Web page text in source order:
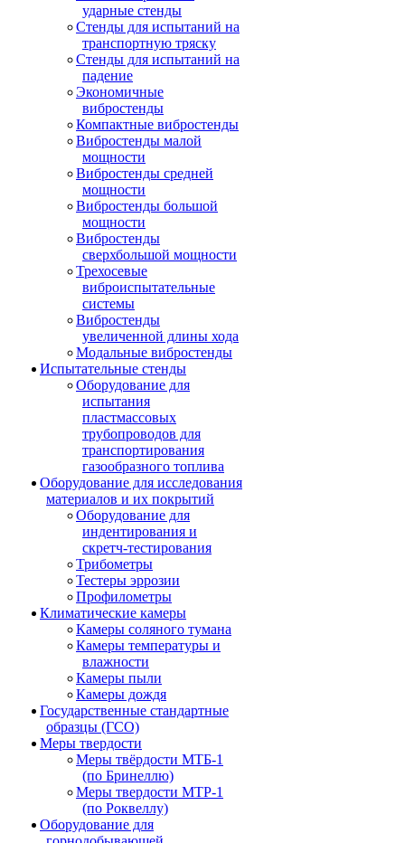
ударные стенды
Стенды для испытаний на
транспортную тряску
Стенды для испытаний на
падение
Экономичные
вибростенды
Компактные вибростенды
Вибростенды малой
мощности
Вибростенды средней
мощности
Вибростенды большой
мощности
Вибростенды
сверхбольшой мощности
Трехосевые
виброиспытательные
системы
Вибростенды
увеличенной длины хода
Модальные вибростенды
Испытательные стенды
Оборудование для
испытания
пластмассовых
трубопроводов для
транспортирования
газообразного топлива
Оборудование для исследования
материалов и их покрытий
Оборудование для
индентирования и
скретч-тестирования
Трибометры
Тестеры эррозии
Профилометры
Климатические камеры
Камеры соляного тумана
Камеры температуры и
влажности
Камеры пыли
Камеры дождя
Государственные стандартные
образцы (ГСО)
Меры твердости
Меры твёрдости МТБ-1
(по Бринеллю)
Меры твердости МТР-1
(по Роквеллу)
Оборудование для